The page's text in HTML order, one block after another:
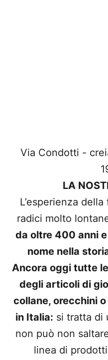
Via Condotti -
LA
L’esperienza
radici molto
da oltre 400 anni
nome nella
Ancora oggi tutte
degli articoli di
collane, orecchini
in Italia: si tratta di
non può non
linea di